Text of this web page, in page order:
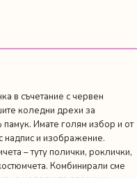
в съчетание с червен
коледни дрехи за
памук. Имате голям избор и от
надпис и изображение.
– туту полички, роклички,
Комбинирали сме